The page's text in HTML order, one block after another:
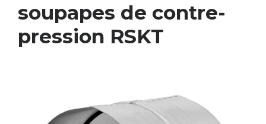
soupapes de contre-
pression RSKT